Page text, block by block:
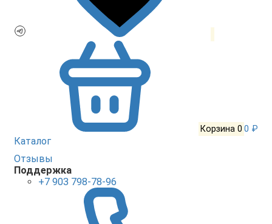
Корзина 0 0 ₽
Каталог
Отзывы
Поддержка
+7 903 798-78-96